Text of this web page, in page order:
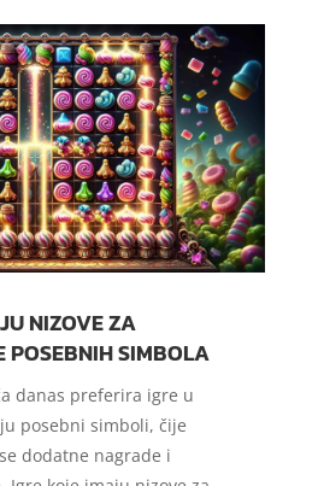
NIZOVE ZA
POSEBNIH SIMBOLA
danas preferira igre u
posebni simboli, čije
dodatne nagrade i